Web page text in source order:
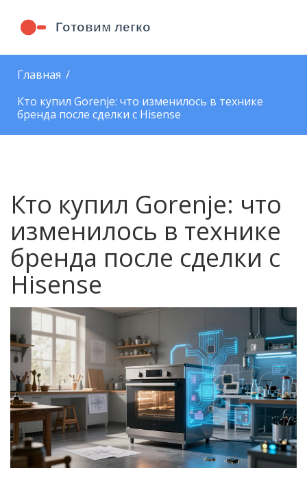
Главная
Кто купил Gorenje: что изменилось в технике
бренда после сделки с Hisense
Кто купил Gorenje: что
изменилось в технике
бренда после сделки с
Hisense